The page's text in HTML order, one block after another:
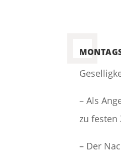
– Als
zu
– Der